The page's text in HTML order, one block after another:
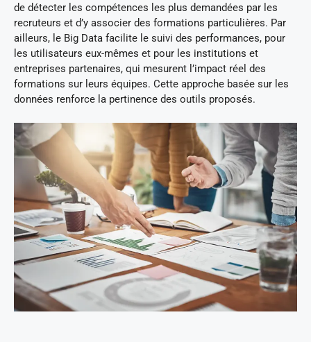
de détecter les compétences les plus demandées par les
recruteurs et d’y associer des formations particulières. Par
ailleurs, le Big Data facilite le suivi des performances, pour
les utilisateurs eux-mêmes et pour les institutions et
entreprises partenaires, qui mesurent l’impact réel des
formations sur leurs équipes. Cette approche basée sur les
données renforce la pertinence des outils proposés.